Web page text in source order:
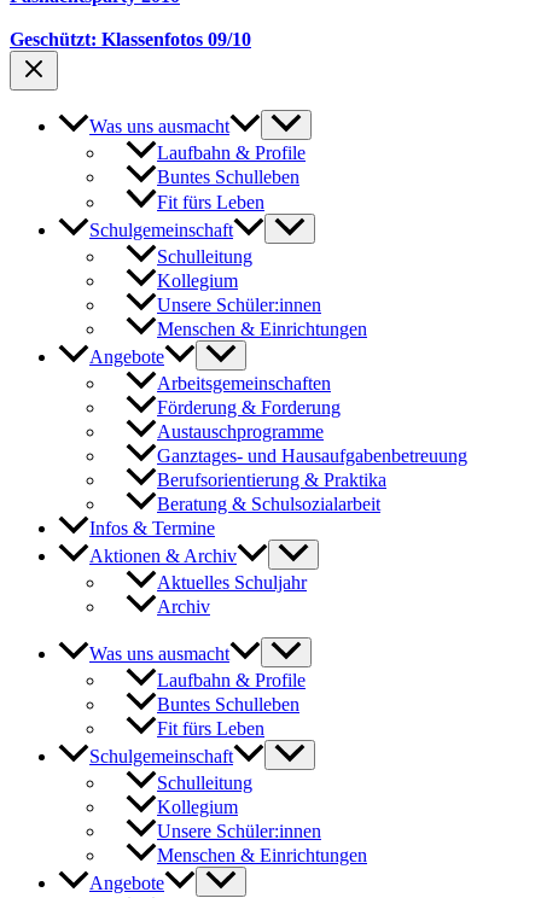
Geschützt: Klassenfotos 09/10
Was uns ausmacht
Laufbahn & Profile
Buntes Schulleben
Fit fürs Leben
Schulgemeinschaft
Schulleitung
Kollegium
Unsere Schüler:innen
Menschen & Einrichtungen
Angebote
Arbeitsgemeinschaften
Förderung & Forderung
Austauschprogramme
Ganztages- und Hausaufgabenbetreuung
Berufsorientierung & Praktika
Beratung & Schulsozialarbeit
Infos & Termine
Aktionen & Archiv
Aktuelles Schuljahr
Archiv
Was uns ausmacht
Laufbahn & Profile
Buntes Schulleben
Fit fürs Leben
Schulgemeinschaft
Schulleitung
Kollegium
Unsere Schüler:innen
Menschen & Einrichtungen
Angebote